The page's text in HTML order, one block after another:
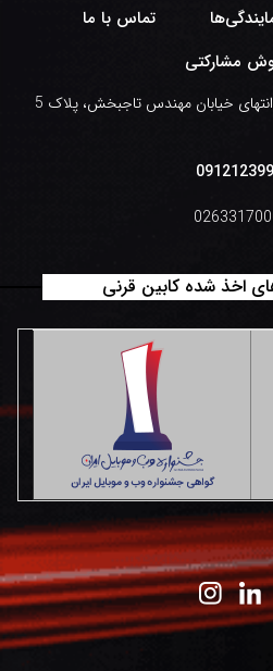
تماس با ما
مشارکتی
خیابان مهندس تاجبخش، پلاک 5
اخذ شده کابین قرنی